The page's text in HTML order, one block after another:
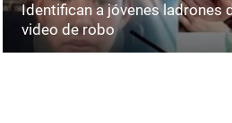
Identifican a jóvenes ladrones
video de robo